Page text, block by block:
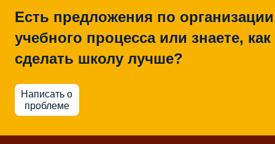
Есть предложения по организации
учебного процесса или знаете, как
сделать школу лучше?
Написать о
проблеме